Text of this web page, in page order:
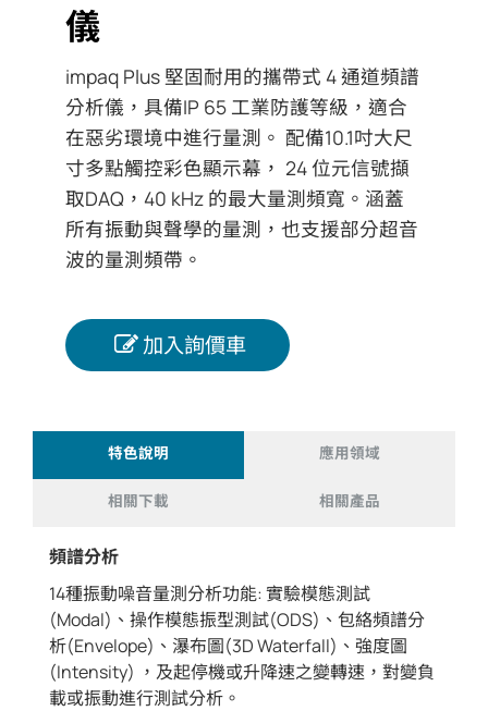
儀
impaq Plus 堅固耐用的攜帶式 4 通道頻譜
分析儀，具備IP 65 工業防護等級，適合
在惡劣環境中進行量測。 配備10.1吋大尺
寸多點觸控彩色顯示幕， 24 位元信號擷
取DAQ，40 kHz 的最大量測頻寬。涵蓋
所有振動與聲學的量測，也支援部分超音
波的量測頻帶。
加入詢價車
特色說明 應用領域
相關下載 相關產品
頻譜分析
14種振動噪音量測分析功能: 實驗模態測試
(Modal)、操作模態振型測試(ODS)、包絡頻譜分
析(Envelope)、瀑布圖(3D Waterfall)、強度圖
(Intensity) ，及起停機或升降速之變轉速，對變負
載或振動進行測試分析。